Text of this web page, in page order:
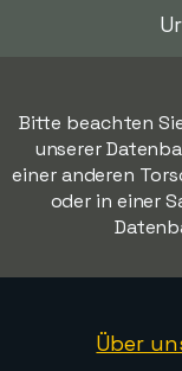
Bitte beachten
unserer
einer anderen
oder in einer
Über